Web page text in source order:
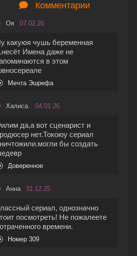
Комментарии
Оя 07.02.26
какуюя чушь беременная
Имена даже не
в этом
Мечта Эшрефа
Халиса. 04.01.26
да,а вот сценарист и
нет.Токоюу сериал
бы создать
Доверенное
Анна 31.12.25
сериал, однозначно
посмотреть! Не пожалеете
времени.
Номер 309